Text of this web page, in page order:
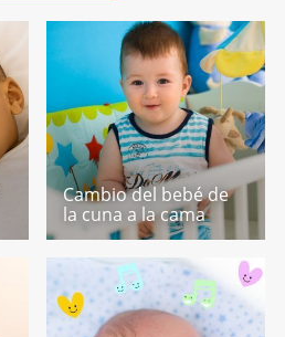
Cambio del bebé de
la cuna a la cama